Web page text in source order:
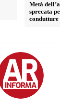
Metà
sprecata
condutture